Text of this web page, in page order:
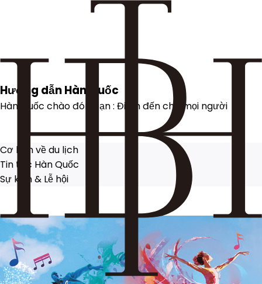
Hướng dẫn Hàn Quốc
Hàn Quốc chào đón bạn : Điểm đến cho mọi người
Cơ bản về du lịch
Tin tức Hàn Quốc
Sự kiện & Lễ hội